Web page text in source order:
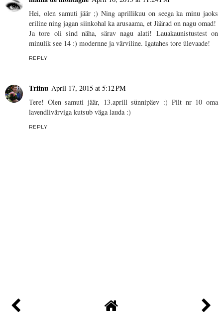
Hei, olen samuti jäär ;) Ning aprillikuu on seega ka minu jaoks
eriline ning jagan siinkohal ka arusaama, et Jäärad on nagu omad!
Ja tore oli sind näha, särav nagu alati! Lauakaunistustest on
minulik see 14 :) modernne ja värviline. Igatahes tore ülevaade!
REPLY
Triinu April 17, 2015 at 5:12 PM
Tere! Olen samuti jäär, 13.aprill sünnipäev :) Pilt nr 10 oma
lavendlivärviga kutsub väga lauda :)
REPLY